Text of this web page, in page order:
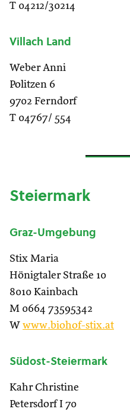
T 04212/30214
Villach Land
Weber Anni
Politzen 6
9702 Ferndorf
T 04767/ 554
Steiermark
Graz-Umgebung
Stix Maria
Hönigtaler Straße 10
8010 Kainbach
M 0664 73595342
W www.biohof-stix.at
Südost-Steiermark
Kahr Christine
Petersdorf I 70